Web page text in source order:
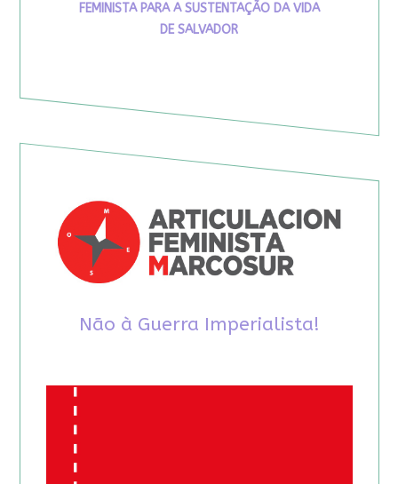
FEMINISTA PARA A SUSTENTAÇÃO DA VIDA
DE SALVADOR
Não à Guerra Imperialista!